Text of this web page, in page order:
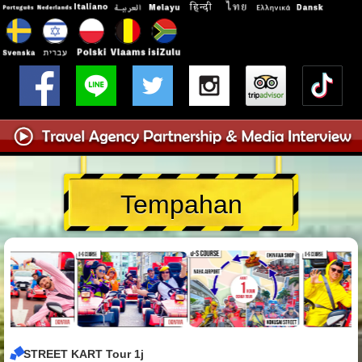
Tempahan
STREET KART Tour 1j